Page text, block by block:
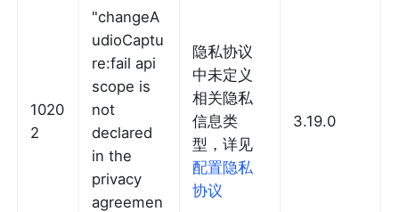
1020
2
"changeA
udioCaptu
re:fail api
scope is
not
declared
in the
privacy
agreemen
隐私协议
中未定义
相关隐私
信息类
型，详见
配置隐私
协议
3.19.0